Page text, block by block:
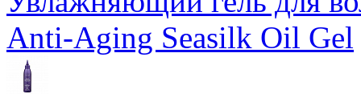
Anti-Aging Seasilk Oil Gel